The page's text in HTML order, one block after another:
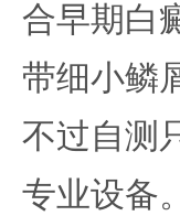
合早期白
带细小鳞
不过自测
专业设备